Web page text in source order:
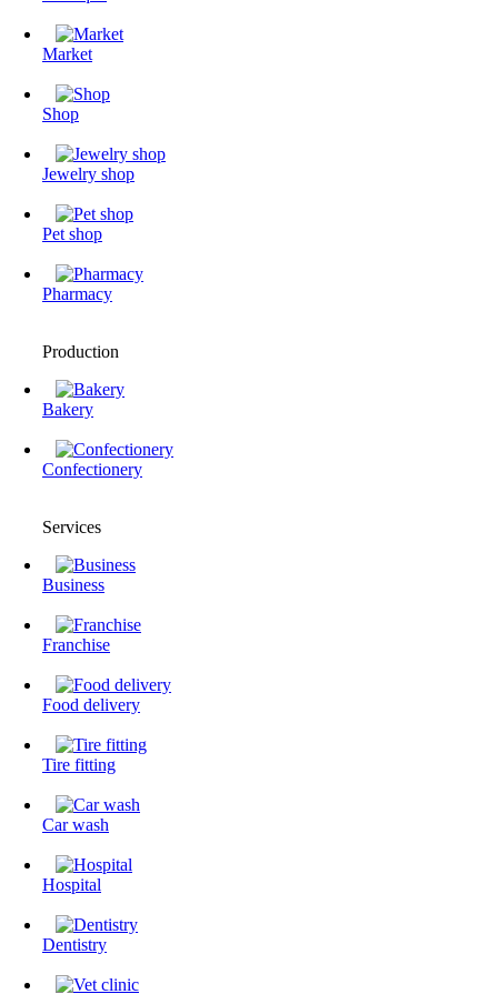
Market
Shop
Jewelry shop
Pet shop
Pharmacy
Production
Bakery
Confectionery
Services
Business
Franchise
Food delivery
Tire fitting
Сar wash
Hospital
Dentistry